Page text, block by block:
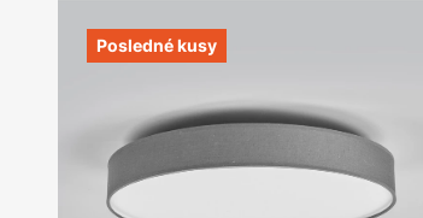
Posledné kusy
obrázkov